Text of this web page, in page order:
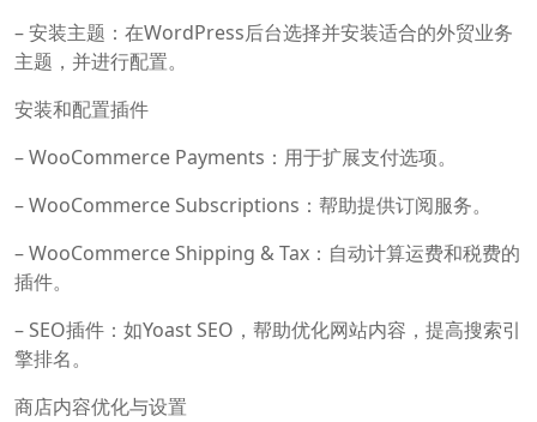
– 安装主题：在WordPress后台选择并安装适合的外贸业务
主题，并进行配置。
安装和配置插件
– WooCommerce Payments：用于扩展支付选项。
– WooCommerce Subscriptions：帮助提供订阅服务。
– WooCommerce Shipping & Tax：自动计算运费和税费的
插件。
– SEO插件：如Yoast SEO，帮助优化网站内容，提高搜索引
擎排名。
商店内容优化与设置